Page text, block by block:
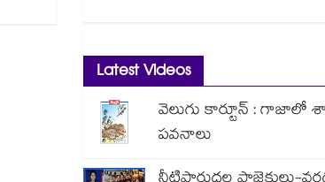
Latest Videos
వెలుగు కార్టూన్ : గాజాలో
పవనాలు